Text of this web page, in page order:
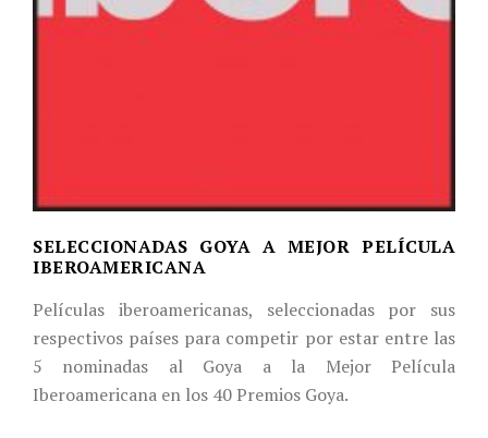
SELECCIONADAS GOYA A MEJOR PELÍCULA
IBEROAMERICANA
Películas iberoamericanas, seleccionadas por sus
respectivos países para competir por estar entre las
5 nominadas al Goya a la Mejor Película
Iberoamericana en los 40 Premios Goya.